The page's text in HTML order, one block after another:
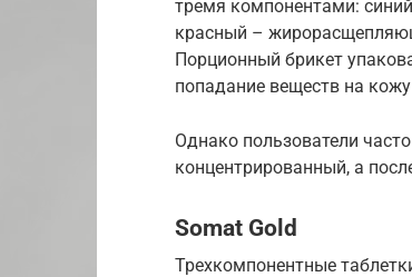
тремя компонентами:
красный –
Порционный брикет
попадание веществ на
Однако пользователи
концентрированный, а
Somat Gold
Трехкомпонентные